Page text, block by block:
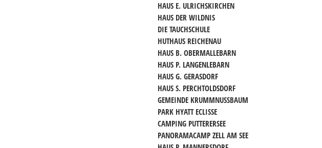
HAUS E. ULRICHSKIRCHEN
HAUS DER WILDNIS
DIE TAUCHSCHULE
HUTHAUS REICHENAU
HAUS B. OBERMALLEBARN
HAUS P. LANGENLEBARN
HAUS G. GERASDORF
HAUS S. PERCHTOLDSDORF
GEMEINDE KRUMMNUSSBAUM
PARK HYATT ECLISSE
CAMPING PUTTERERSEE
PANORAMACAMP ZELL AM SEE